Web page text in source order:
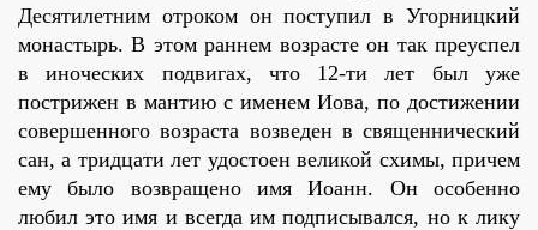
Десятилетним отроком он поступил в Угорницкий
монастырь. В этом раннем возрасте он так преуспел
в иноческих подвигах, что 12-ти лет был уже
пострижен в мантию с именем Иова, по достижении
совершенного возраста возведен в священнический
сан, а тридцати лет удостоен великой схимы, причем
ему было возвращено имя Иоанн. Он особенно
любил это имя и всегда им подписывался, но к лику